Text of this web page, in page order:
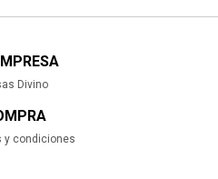
Divino
y condiciones